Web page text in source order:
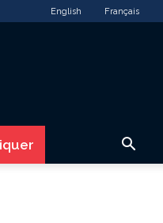
English Français